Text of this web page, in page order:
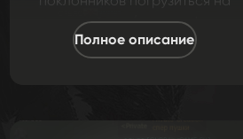
новый пвп/пве-крафт
сервер!
Полное описание